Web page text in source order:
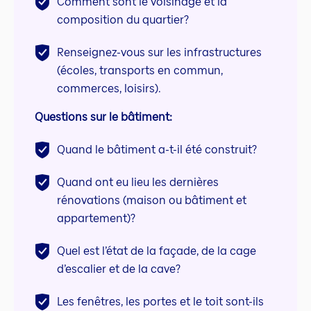
composition du quartier?
Renseignez-vous sur les infrastructures
(écoles, transports en commun,
commerces, loisirs).
Questions sur le bâtiment:
Quand le bâtiment a-t-il été construit?
Quand ont eu lieu les dernières
rénovations (maison ou bâtiment et
appartement)?
Quel est l’état de la façade, de la cage
d’escalier et de la cave?
Les fenêtres, les portes et le toit sont-ils